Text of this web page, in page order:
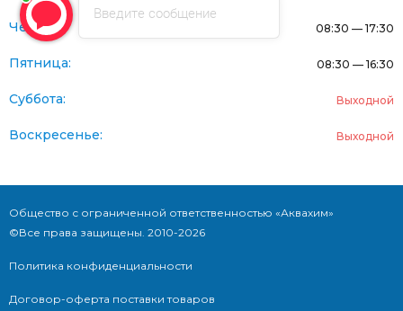
Четверг: 08:30 — 17:30
Пятница: 08:30 — 16:30
Суббота: Выходной
Воскресенье: Выходной
Общество с ограниченной ответственностью «Аквахим»
©Все права защищены. 2010-2026
Политика конфиденциальности
Договор-оферта поставки товаров
Введите сообщение